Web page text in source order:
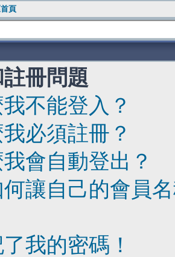
頁
冊問題
不能登入？
必須註冊？
會自動登出？
讓自己的會員
我的密碼！